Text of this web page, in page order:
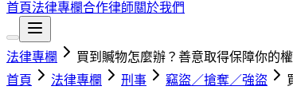
首頁法律專欄合作律師關於我們
法律專欄
買到贓物怎麼辦？善意取得保障你的權
首頁
法律專欄 刑事 竊盜／搶奪／強盜